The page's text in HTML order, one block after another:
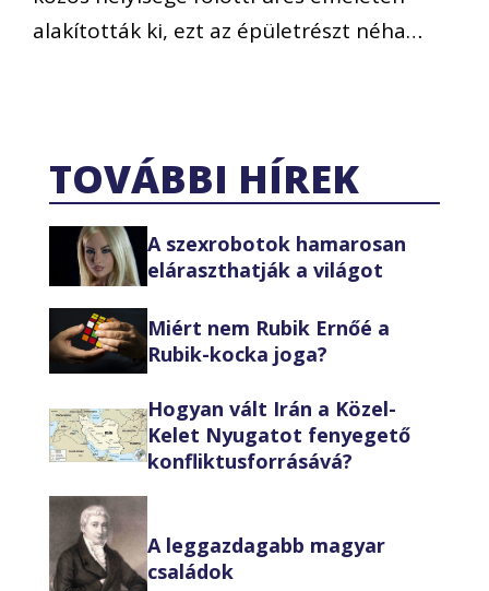
alakították ki, ezt az épületrészt néha…
TOVÁBBI HÍREK
A szexrobotok hamarosan
eláraszthatják a világot
Miért nem Rubik Ernőé a
Rubik-kocka joga?
Hogyan vált Irán a Közel-
Kelet Nyugatot fenyegető
konfliktusforrásává?
A leggazdagabb magyar
családok